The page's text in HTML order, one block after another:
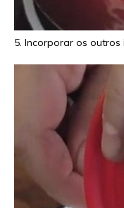
5. Incorporar os